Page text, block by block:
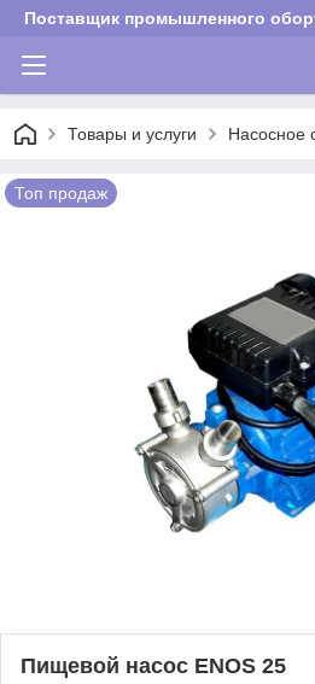
Поставщик промышленного
Товары и услуги Насосное
Топ продаж
Пищевой насос ENOS 25